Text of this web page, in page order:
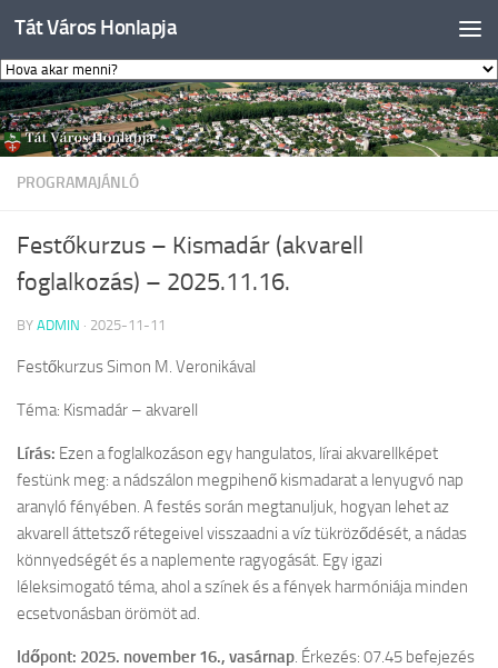
Skip to content
Tát Város Honlapja
PROGRAMAJÁNLÓ
Festőkurzus – Kismadár (akvarell
foglalkozás) – 2025.11.16.
BY ADMIN · 2025-11-11
Festőkurzus Simon M. Veronikával
Téma: Kismadár – akvarell
Lírás: Ezen a foglalkozáson egy hangulatos, lírai akvarellképet
festünk meg: a nádszálon megpihenő kismadarat a lenyugvó nap
aranyló fényében. A festés során megtanuljuk, hogyan lehet az
akvarell áttetsző rétegeivel visszaadni a víz tükröződését, a nádas
könnyedségét és a naplemente ragyogását. Egy igazi
léleksimogató téma, ahol a színek és a fények harmóniája minden
ecsetvonásban örömöt ad.
Időpont: 2025. november 16., vasárnap. Érkezés: 07.45 befejezés